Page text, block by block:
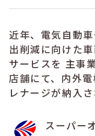
近年、電気自動
出削減に向けた
サービスを 主事
店舗にて、内外
レナージが納入さ
スーパー